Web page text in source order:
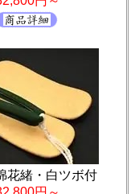
花緒・白ツボ付